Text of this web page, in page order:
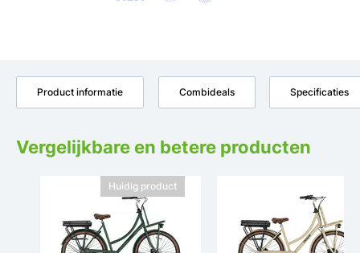
Product informatie Combideals Specificaties
Vergelijkbare en betere producten
Huidig product